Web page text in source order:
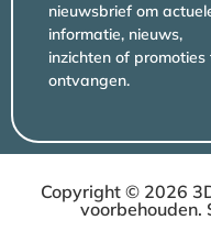
nieuwsbrief om
informatie, nieuws,
inzichten of promoties
ontvangen.
Copyright © 2026
voorbehouden.